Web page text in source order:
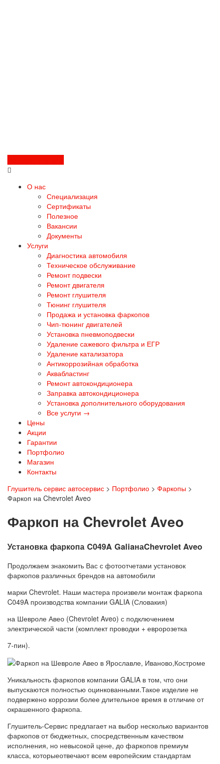
О нас
Специализация
Сертификаты
Полезное
Вакансии
Документы
Услуги
Диагностика автомобиля
Техническое обслуживание
Ремонт подвески
Ремонт двигателя
Ремонт глушителя
Тюнинг глушителя
Продажа и установка фаркопов
Чип-тюнинг двигателей
Установка пневмоподвески
Удаление сажевого фильтра и ЕГР
Удаление катализатора
Антикоррозийная обработка
Аквабластинг
Ремонт автокондиционера
Заправка автокондиционера
Установка дополнительного оборудования
Все услуги →
Цены
Акции
Гарантии
Портфолио
Магазин
Контакты
Глушитель сервис автосервис > Портфолио > Фаркопы >
Фаркоп на Chevrolet Aveo
Фаркоп на Chevrolet Aveo
Установка фаркопа C049A GaliaнаChevrolet Aveo
Продолжаем знакомить Вас с фотоотчетами установок
фаркопов различных брендов на автомобили
марки Chevrolet. Наши мастера произвели монтаж фаркопа
C049A производства компании GALIA (Словакия)
на Шевроле Авео (Chevrolet Aveo) с подключением
электрической части (комплект проводки + евророзетка
7-пин).
Уникальность фаркопов компании GALIA в том, что они
выпускаются полностью оцинкованными.Такое изделие не
подвержено коррозии более длительное время в отличие от
окрашенного фаркопа.
Глушитель-Сервис предлагает на выбор несколько вариантов
фаркопов от бюджетных, спосредственным качеством
исполнения, но невысокой цене, до фаркопов премиум
класса, которыеотвечают всем европейским стандартам